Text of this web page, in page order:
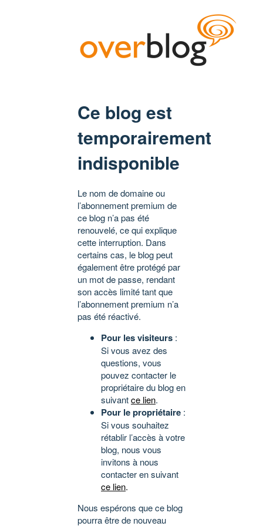
Ce blog est
temporairement
indisponible
Le nom de domaine ou
l’abonnement premium de
ce blog n’a pas été
renouvelé, ce qui explique
cette interruption. Dans
certains cas, le blog peut
également être protégé par
un mot de passe, rendant
son accès limité tant que
l’abonnement premium n’a
pas été réactivé.
Pour les visiteurs :
Si vous avez des
questions, vous
pouvez contacter le
propriétaire du blog en
suivantce lien.
Pour le propriétaire :
Si vous souhaitez
rétablir l’accès à votre
blog, nous vous
invitons à nous
contacter en suivant
ce lien.
Nous espérons que ce blog
pourra être de nouveau